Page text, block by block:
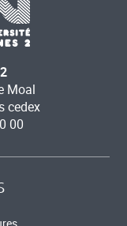
Moal
cedex
00